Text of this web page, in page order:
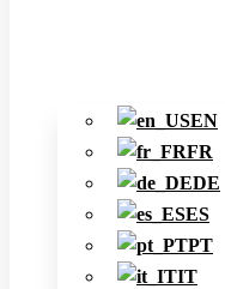
EN
FR
DE
ES
PT
IT